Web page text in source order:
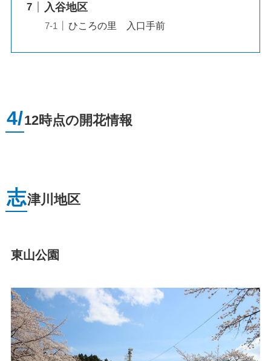
入谷地区
ひころの里 入口手前
4/12時点の開花情報
志津川地区
東山公園